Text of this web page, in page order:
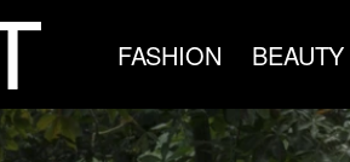
FASHION BEAUTY